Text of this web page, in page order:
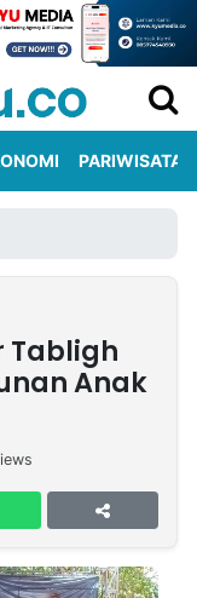
PARIWISATA
Tabligh
Anak